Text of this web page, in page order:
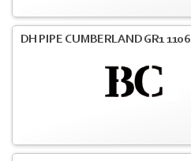
DH PIPE CUMBERLAND GR1 1106